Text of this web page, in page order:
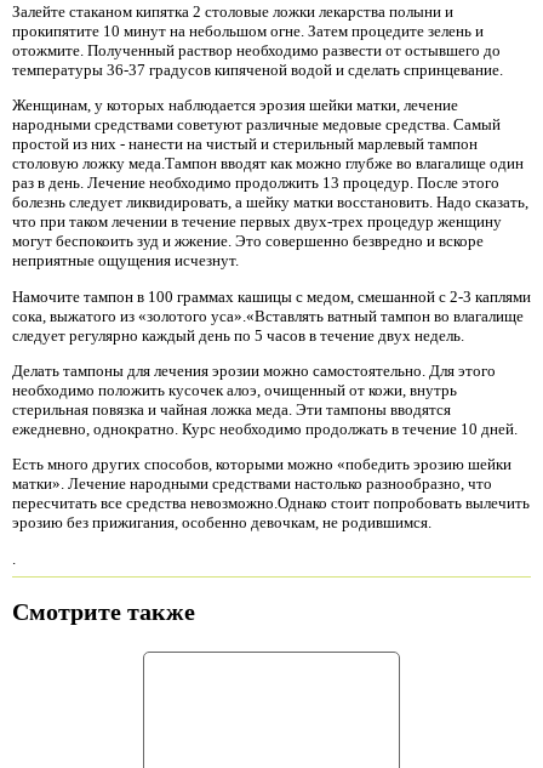
Залейте стаканом кипятка 2 столовые ложки лекарства полыни и
прокипятите 10 минут на небольшом огне. Затем процедите зелень и
отожмите. Полученный раствор необходимо развести от остывшего до
температуры 36-37 градусов кипяченой водой и сделать спринцевание.
Женщинам, у которых наблюдается эрозия шейки матки, лечение
народными средствами советуют различные медовые средства. Самый
простой из них - нанести на чистый и стерильный марлевый тампон
столовую ложку меда.Тампон вводят как можно глубже во влагалище один
раз в день. Лечение необходимо продолжить 13 процедур. После этого
болезнь следует ликвидировать, а шейку матки восстановить. Надо сказать,
что при таком лечении в течение первых двух-трех процедур женщину
могут беспокоить зуд и жжение. Это совершенно безвредно и вскоре
неприятные ощущения исчезнут.
Намочите тампон в 100 граммах кашицы с медом, смешанной с 2-3 каплями
сока, выжатого из «золотого уса».«Вставлять ватный тампон во влагалище
следует регулярно каждый день по 5 часов в течение двух недель.
Делать тампоны для лечения эрозии можно самостоятельно. Для этого
необходимо положить кусочек алоэ, очищенный от кожи, внутрь
стерильная повязка и чайная ложка меда. Эти тампоны вводятся
ежедневно, однократно. Курс необходимо продолжать в течение 10 дней.
Есть много других способов, которыми можно «победить эрозию шейки
матки». Лечение народными средствами настолько разнообразно, что
пересчитать все средства невозможно.Однако стоит попробовать вылечить
эрозию без прижигания, особенно девочкам, не родившимся.
Смотрите также